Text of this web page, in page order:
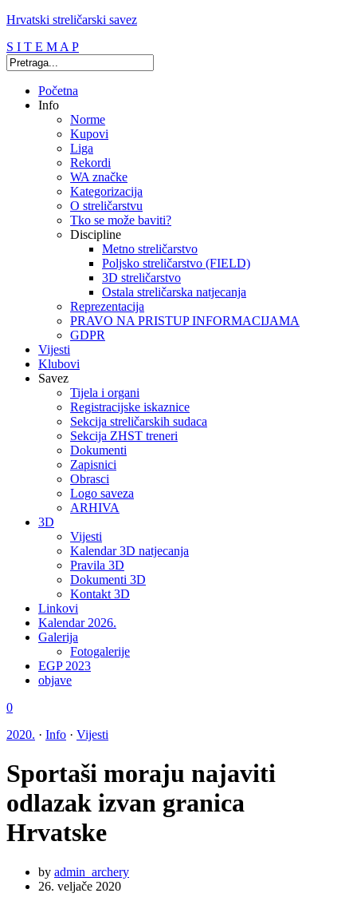
Hrvatski streličarski savez
S I T E M A P
Početna
Info
Norme
Kupovi
Liga
Rekordi
WA značke
Kategorizacija
O streličarstvu
Tko se može baviti?
Discipline
Metno streličarstvo
Poljsko streličarstvo (FIELD)
3D streličarstvo
Ostala streličarska natjecanja
Reprezentacija
PRAVO NA PRISTUP INFORMACIJAMA
GDPR
Vijesti
Klubovi
Savez
Tijela i organi
Registracijske iskaznice
Sekcija streličarskih sudaca
Sekcija ZHST treneri
Dokumenti
Zapisnici
Obrasci
Logo saveza
ARHIVA
3D
Vijesti
Kalendar 3D natjecanja
Pravila 3D
Dokumenti 3D
Kontakt 3D
Linkovi
Kalendar 2026.
Galerija
Fotogalerije
EGP 2023
objave
0
2020. · Info · Vijesti
Sportaši moraju najaviti
odlazak izvan granica
Hrvatske
by admin_archery
26. veljače 2020